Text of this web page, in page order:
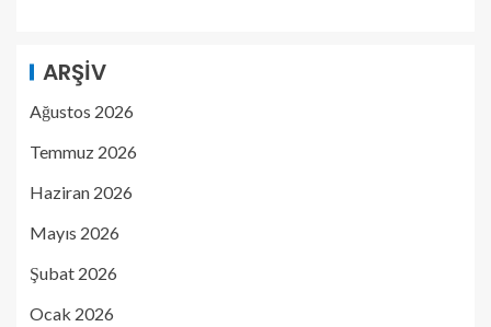
ARŞIV
Ağustos 2026
Temmuz 2026
Haziran 2026
Mayıs 2026
Şubat 2026
Ocak 2026